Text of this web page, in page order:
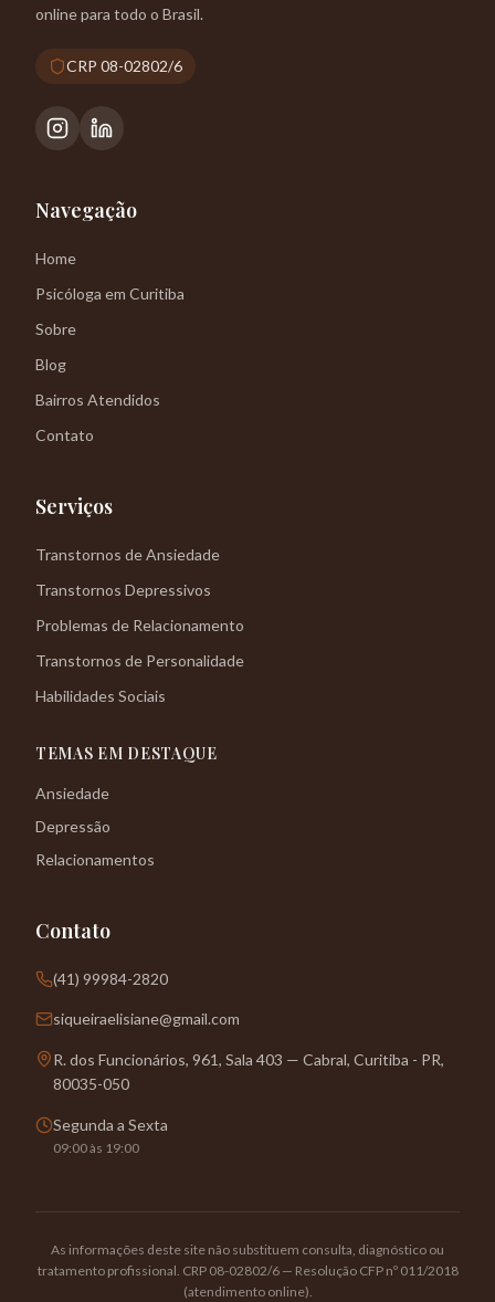
online para todo o Brasil.
CRP 08-02802/6
Navegação
Home
Psicóloga em Curitiba
Sobre
Blog
Bairros Atendidos
Contato
Serviços
Transtornos de Ansiedade
Transtornos Depressivos
Problemas de Relacionamento
Transtornos de Personalidade
Habilidades Sociais
TEMAS EM DESTAQUE
Ansiedade
Depressão
Relacionamentos
Contato
(41) 99984-2820
siqueiraelisiane@gmail.com
R. dos Funcionários, 961, Sala 403 — Cabral, Curitiba - PR,
80035-050
Segunda a Sexta
09:00 às 19:00
As informações deste site não substituem consulta, diagnóstico ou
tratamento profissional. CRP 08-02802/6 — Resolução CFP nº 011/2018
(atendimento online).